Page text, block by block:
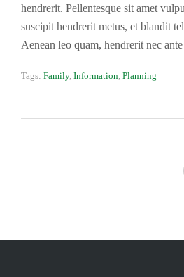
hendrerit. Pellentesque sit amet
suscipit hendrerit metus, et blandit
Aenean leo quam, hendrerit nec
Tags: Family, Information Planning